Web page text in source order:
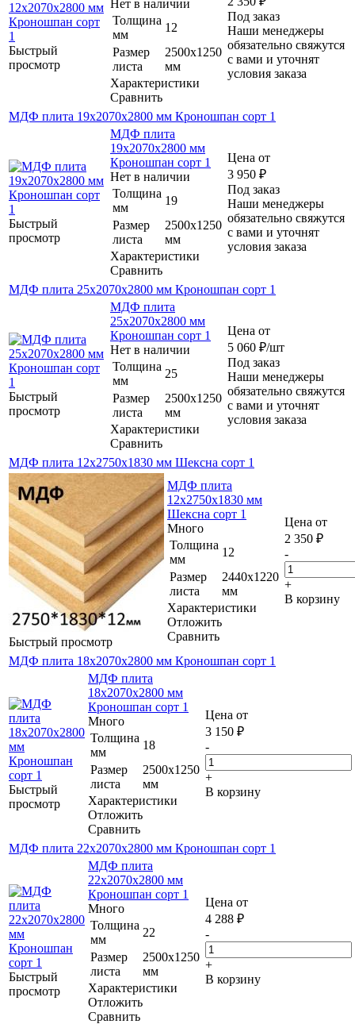
Быстрый
просмотр
Нет в наличии
Толщина
мм
12
Размер
листа
2500х1250
мм
Характеристики
Сравнить
Под заказ
Наши менеджеры
обязательно свяжутся
с вами и уточнят
условия заказа
МДФ плита 19х2070х2800 мм Кроношпан сорт 1
Быстрый
просмотр
МДФ плита
19х2070х2800 мм
Кроношпан сорт 1
Нет в наличии
Толщина
мм
19
Размер
листа
2500х1250
мм
Характеристики
Сравнить
Цена от
3 950 ₽
Под заказ
Наши менеджеры
обязательно свяжутся
с вами и уточнят
условия заказа
МДФ плита 25х2070х2800 мм Кроношпан сорт 1
Быстрый
просмотр
МДФ плита
25х2070х2800 мм
Кроношпан сорт 1
Нет в наличии
Толщина
мм
25
Размер
листа
2500х1250
мм
Характеристики
Сравнить
Цена от
5 060 ₽/шт
Под заказ
Наши менеджеры
обязательно свяжутся
с вами и уточнят
условия заказа
МДФ плита 12х2750х1830 мм Шексна сорт 1
Быстрый просмотр
МДФ плита
12х2750х1830 мм
Шексна сорт 1
Много
Толщина
мм
12
Размер
листа
2440х1220
мм
Характеристики
Отложить
Сравнить
Цена от
2 350 ₽
-
+
В корзину
МДФ плита 18х2070х2800 мм Кроношпан сорт 1
Быстрый
просмотр
МДФ плита
18х2070х2800 мм
Кроношпан сорт 1
Много
Толщина
мм
18
Размер
листа
2500х1250
мм
Характеристики
Отложить
Сравнить
Цена от
3 150 ₽
-
+
В корзину
МДФ плита 22х2070х2800 мм Кроношпан сорт 1
Быстрый
просмотр
МДФ плита
22х2070х2800 мм
Кроношпан сорт 1
Много
Толщина
мм
22
Размер
листа
2500х1250
мм
Характеристики
Отложить
Сравнить
Цена от
4 288 ₽
-
+
В корзину